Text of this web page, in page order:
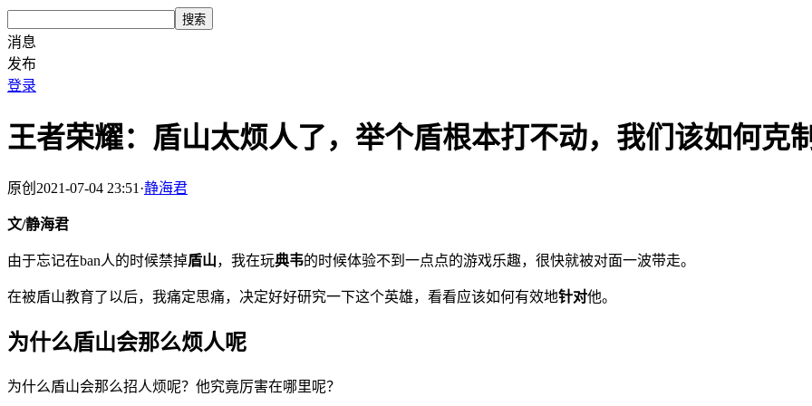
搜索
消息
发布
登录
王者荣耀：盾山太烦人了，举个盾根本打不动，我们该如何克
原创 2021-07-04 23:51 ·静海君
文/静海君
由于忘记在ban人的时候禁掉盾山，我在玩典韦的时候体验不到一点点的游戏乐趣，很快就被对面一波带走。
在被盾山教育了以后，我痛定思痛，决定好好研究一下这个英雄，看看应该如何有效地针对他。
为什么盾山会那么烦人呢
为什么盾山会那么招人烦呢？他究竟厉害在哪里呢？